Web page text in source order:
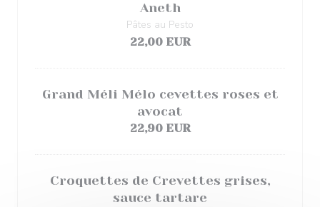
Aneth
Pâtes au Pesto
22,00 EUR
Grand Méli Mélo cevettes roses et
avocat
22,90 EUR
Croquettes de Crevettes grises,
sauce tartare